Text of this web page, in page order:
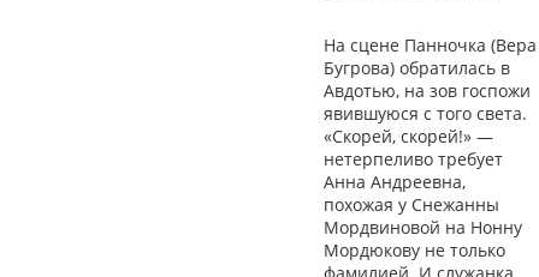
На сцене Панночка (Вера
Бугрова) обратилась в
Авдотью, на зов госпожи
явившуюся с того света.
«Скорей, скорей!» —
нетерпеливо требует
Анна Андреевна,
похожая у Снежанны
Мордвиновой на Нонну
Мордюкову не только